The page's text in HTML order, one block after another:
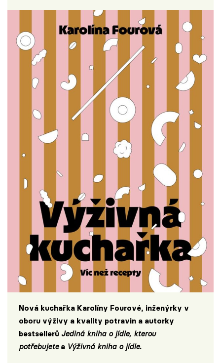
Nová kuchařka Karolíny Fourové, inženýrky v
oboru výživy a kvality potravin a autorky
bestsellerů Jediná kniha o jídle, kterou
potřebujetea Výživná kniha o jídle.